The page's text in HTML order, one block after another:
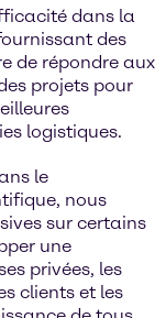
dans la
des
de répondre aux
projets pour
logistiques.
le
nous
sur certains
une
privées, les
clients et les